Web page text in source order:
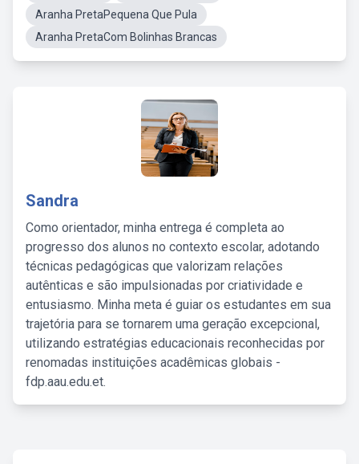
Aranha PretaPequena Que Pula
Aranha PretaCom Bolinhas Brancas
Sandra
Como orientador, minha entrega é completa ao
progresso dos alunos no contexto escolar, adotando
técnicas pedagógicas que valorizam relações
autênticas e são impulsionadas por criatividade e
entusiasmo. Minha meta é guiar os estudantes em sua
trajetória para se tornarem uma geração excepcional,
utilizando estratégias educacionais reconhecidas por
renomadas instituições acadêmicas globais -
fdp.aau.edu.et.